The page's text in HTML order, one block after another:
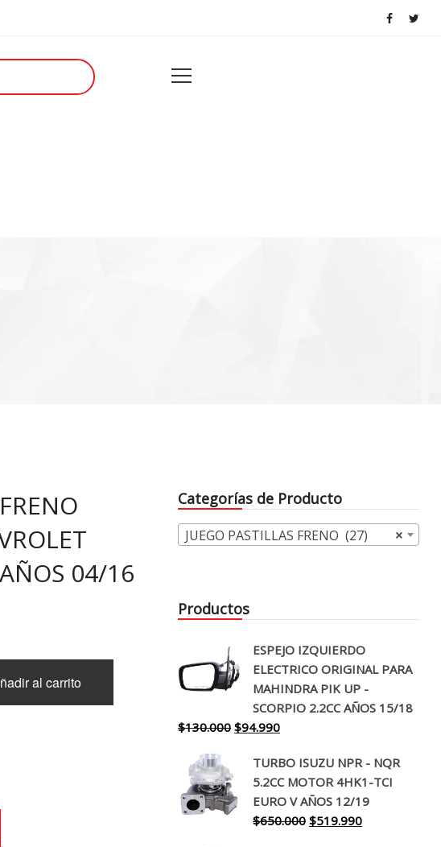
04/16
al carrito
Categorías de Producto
×
JUEGO PASTILLAS FRENO (27)
Productos
ESPEJO IZQUIERDO
ELECTRICO ORIGINAL PARA
MAHINDRA PIK UP -
SCORPIO 2.2CC AÑOS 15/18
$130.000 El
original
era:
$130.000.
$94.990El
actual
es:
$94.990.
TURBO ISUZU NPR - NQR
5.2CC MOTOR 4HK1-TCI
EURO V AÑOS 12/19
$650.000 El
$519.990El